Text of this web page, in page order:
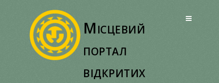
Місцевий
портал
відкритих